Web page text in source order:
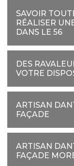
SAVOIR
RÉALISER
DANS LE 56
DES
VOTRE
ARTISAN
FAÇADE
ARTISAN
FAÇADE